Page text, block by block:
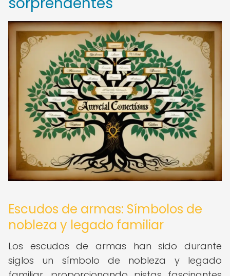
Escudos de armas: Símbolos de
nobleza y legado familiar
Los escudos de armas han sido durante
siglos un símbolo de nobleza y legado